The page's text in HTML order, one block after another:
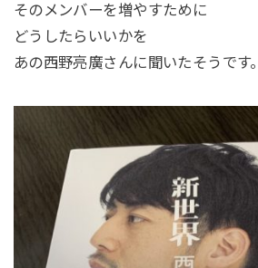
そのメンバーを増やすために
どうしたらいいかを
あの西野亮廣さんに聞いたそうです。